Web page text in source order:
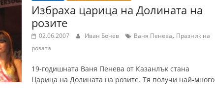
Избраха царица на Долината на
розите
02.06.2007 Иван Бонев Ваня Пенева, Празник на
розата
19-годишната Ваня Пенева от Казанлък стана
Царица на Долината на розите. Тя получи най-много